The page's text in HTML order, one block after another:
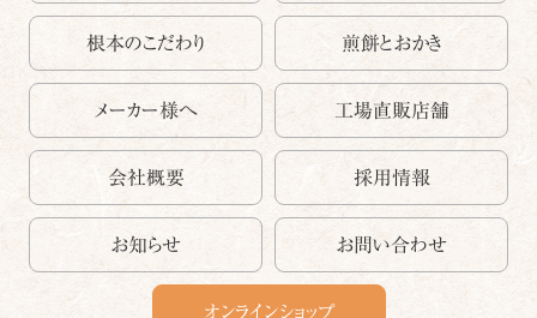
根本のこだわり 煎餅とおかき
メーカー様へ 工場直販店舗
会社概要 採用情報
お知らせ お問い合わせ
オンラインショップ